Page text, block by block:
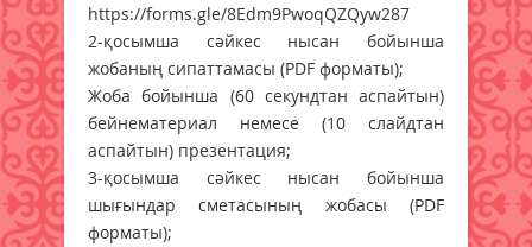
https://forms.gle/8Edm9PwoqQZQyw287
2-қосымша сәйкес нысан бойынша
жобаның сипаттамасы (PDF форматы);
Жоба бойынша (60 секундтан аспайтын)
бейнематериал немесе (10 слайдтан
аспайтын) презентация;
3-қосымша сәйкес нысан бойынша
шығындар сметасының жобасы (PDF
форматы);